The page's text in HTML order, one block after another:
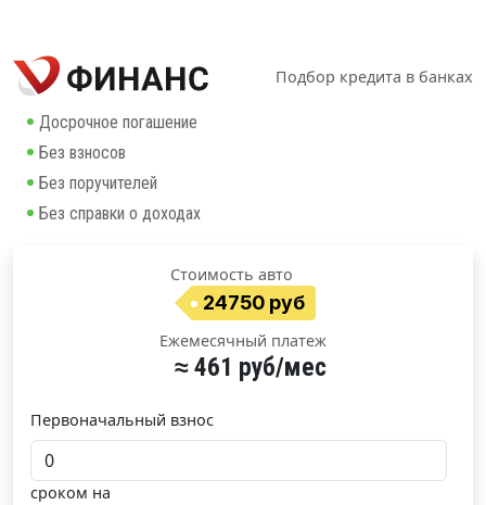
Подбор кредита в банках
Досрочное погашение
Без взносов
Без поручителей
Без справки о доходах
Стоимость авто
24750 руб
Ежемесячный платеж
≈ 461 руб/мес
Первоначальный взнос
сроком на